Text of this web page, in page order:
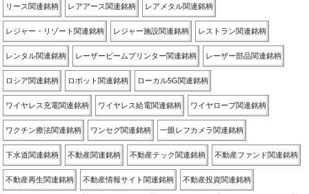
リース関連銘柄 レアアース関連銘柄 レアメタル関連銘柄
レジャー・リゾート関連銘柄 レジャー施設関連銘柄 レストラン関連銘柄
レンタル関連銘柄 レーザービームプリンター関連銘柄 レーザー部品関連銘柄
ロシア関連銘柄 ロボット関連銘柄 ローカル5G関連銘柄
ワイヤレス充電関連銘柄 ワイヤレス給電関連銘柄 ワイヤロープ関連銘柄
ワクチン療法関連銘柄 ワンセグ関連銘柄 一眼レフカメラ関連銘柄
下水道関連銘柄 不動産関連銘柄 不動産テック関連銘柄 不動産ファンド関連銘柄
不動産再生関連銘柄 不動産情報サイト関連銘柄 不動産投資関連銘柄